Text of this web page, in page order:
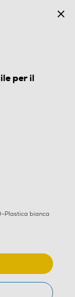
per il
Plastica bianca